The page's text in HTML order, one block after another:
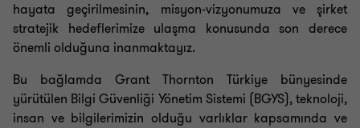
hayata geçirilmesinin, misyon-vizyonumuza ve şirket
stratejik hedeflerimize ulaşma konusunda son derece
önemli olduğuna inanmaktayız.
Bu bağlamda Grant Thornton Türkiye bünyesinde
yürütülen Bilgi Güvenliği Yönetim Sistemi (BGYS), teknoloji,
insan ve bilgilerimizin olduğu varlıklar kapsamında ve